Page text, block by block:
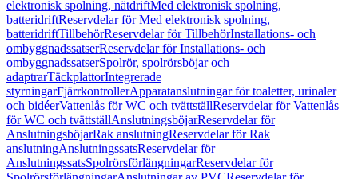
elektronisk spolning, nätdriftMed elektronisk spolning,
batteridriftReservdelar för Med elektronisk spolning,
batteridriftTillbehörReservdelar för TillbehörInstallations- och
ombyggnadssatserReservdelar för Installations- och
ombyggnadssatserSpolrör, spolrörsböjar och
adaptrarTäckplattorIntegrerade
styrningarFjärrkontrollerApparatanslutningar för toaletter, urinaler
och bidéerVattenlås för WC och tvättställReservdelar för Vattenlås
för WC och tvättställAnslutningsböjarReservdelar för
AnslutningsböjarRak anslutningReservdelar för Rak
anslutningAnslutningssatsReservdelar för
AnslutningssatsSpolrörsförlängningarReservdelar för